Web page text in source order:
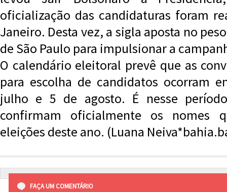
oficialização das candidaturas foram
Janeiro. Desta vez, a sigla aposta no
de São Paulo para impulsionar a
O calendário eleitoral prevê que as
para escolha de candidatos ocorram
julho e 5 de agosto. É nesse
confirmam oficialmente os nomes
eleições deste ano. (Luana
FAÇA UM COMENTÁRIO